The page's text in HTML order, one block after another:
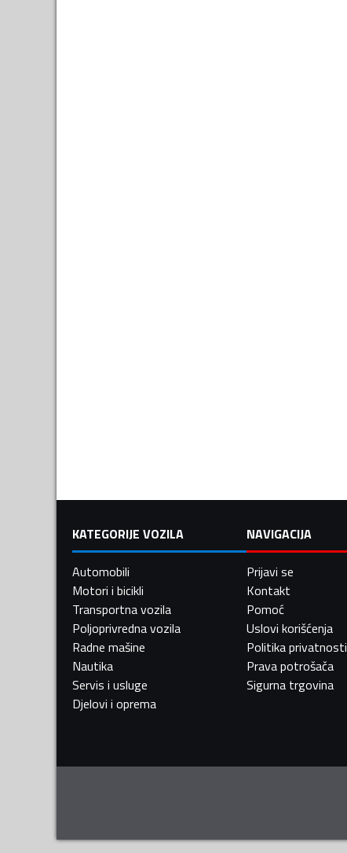
KATEGORIJE VOZILA
Automobili
Motori i bicikli
Transportna vozila
Poljoprivredna vozila
Radne mašine
Nautika
Servis i usluge
Djelovi i oprema
NAVIGACIJA
Prijavi se
Kontakt
Pomoć
Uslovi korišćenja
Politika privatnosti
Prava potrošača
Sigurna trgovina